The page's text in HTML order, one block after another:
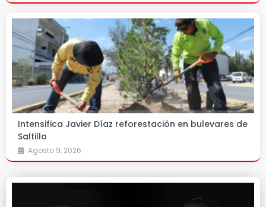
Intensifica Javier Díaz reforestación en bulevares de
Saltillo
Agosto 9, 2026